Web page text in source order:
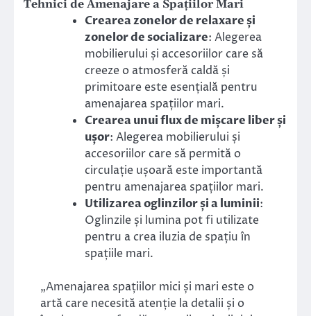
Tehnici de Amenajare a Spațiilor Mari
Crearea zonelor de relaxare și
zonelor de socializare: Alegerea
mobilierului și accesoriilor care să
creeze o atmosferă caldă și
primitoare este esențială pentru
amenajarea spațiilor mari.
Crearea unui flux de mișcare liber și
ușor: Alegerea mobilierului și
accesoriilor care să permită o
circulație ușoară este importantă
pentru amenajarea spațiilor mari.
Utilizarea oglinzilor și a luminii:
Oglinzile și lumina pot fi utilizate
pentru a crea iluzia de spațiu în
spațiile mari.
„Amenajarea spațiilor mici și mari este o
artă care necesită atenție la detalii și o